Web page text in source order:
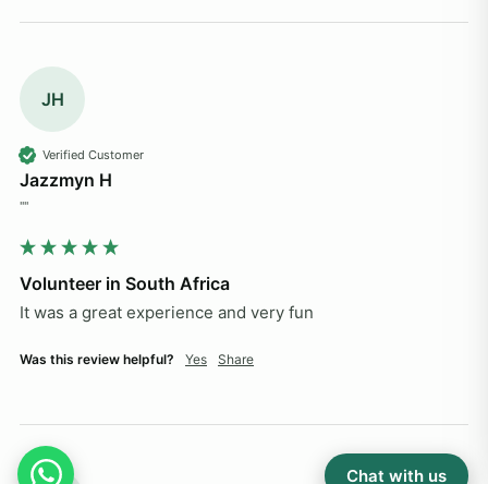
JH
Verified Customer
Jazzmyn H
""
Volunteer in South Africa
It was a great experience and very fun
Was this review helpful? Yes Share
Chat with us